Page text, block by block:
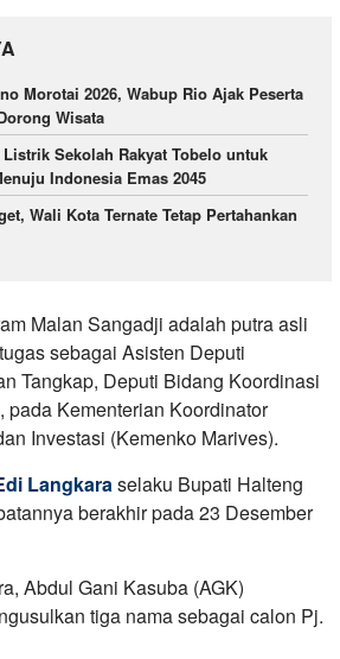
Morotai 2026, Wabup Rio Ajak Peserta
Wisata
Sekolah Rakyat Tobelo untuk
Indonesia Emas 2045
Wali Kota Ternate Tetap Pertahankan
Malan Sangadji adalah putra asli
sebagai Asisten Deputi
Tangkap, Deputi Bidang Koordinasi
pada Kementerian Koordinator
Investasi (Kemenko Marives).
Langkaraselaku Bupati Halteng
berakhir pada 23 Desember
Abdul Gani Kasuba (AGK)
tiga nama sebagai calon Pj.